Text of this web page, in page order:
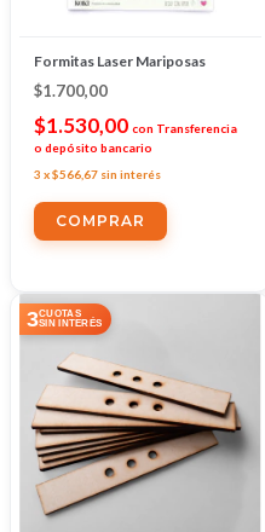
Formitas Laser Mariposas
$1.700,00
$1.530,00 con Transferencia
o depósito bancario
3 x$566,67 sin interés
3CUOTAS
SIN INTERÉS